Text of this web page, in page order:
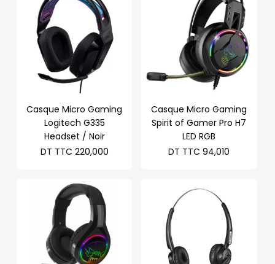
Casque Micro Gaming
Logitech G335
Headset / Noir
DT TTC 220,000
Casque Micro Gaming
Spirit of Gamer Pro H7
LED RGB
DT TTC 94,010